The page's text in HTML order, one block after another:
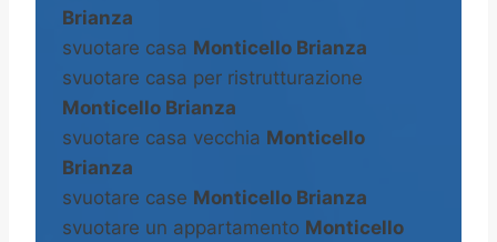
Brianza
svuotare casa Monticello Brianza
svuotare casa per ristrutturazione
Monticello Brianza
svuotare casa vecchia Monticello
Brianza
svuotare case Monticello Brianza
svuotare un appartamento Monticello